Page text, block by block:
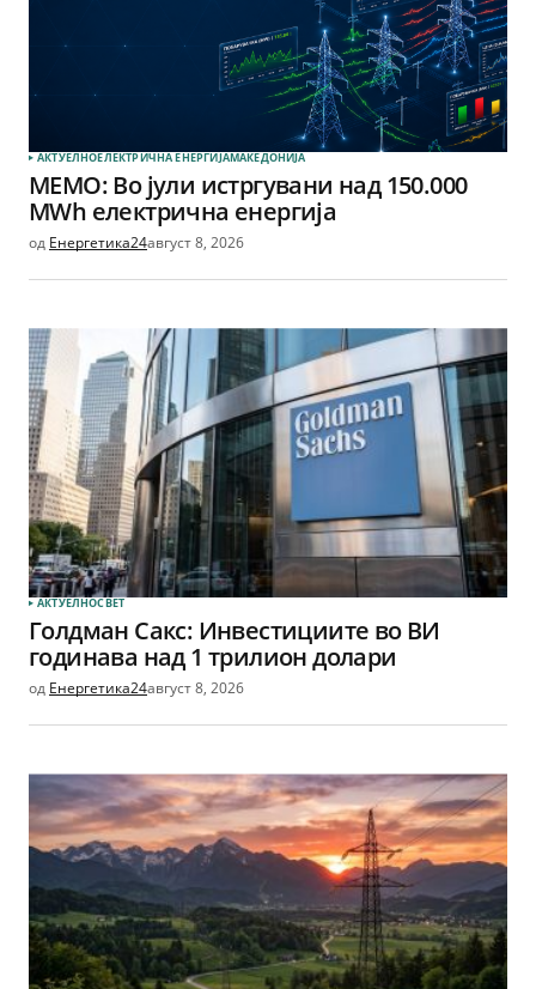
АКТУЕЛНОЕЛЕКТРИЧНА ЕНЕРГИЈАМАКЕДОНИЈА
МЕМО: Во јули истргувани над 150.000
MWh електрична енергија
од Енергетика24август 8, 2026
АКТУЕЛНОСВЕТ
Голдман Сакс: Инвестициите во ВИ
годинава над 1 трилион долари
од Енергетика24август 8, 2026